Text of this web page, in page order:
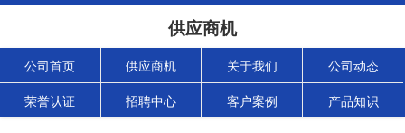
供应商机
公司首页 供应商机 关于我们 公司动态
荣誉认证 招聘中心 客户案例 产品知识